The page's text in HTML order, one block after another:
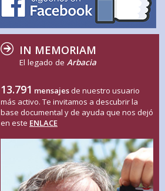
IN MEMORIAM
El legado de Arbacia
13.791 mensajes de nuestro usuario
más activo. Te invitamos a descubrir la
base documental y de ayuda que nos dejó
en este ENLACE